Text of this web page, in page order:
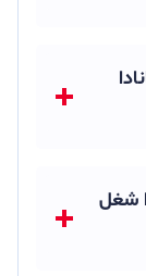
شغل